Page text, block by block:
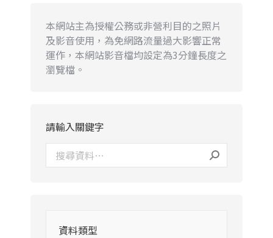
本網站主為授權公務或非營利目的之照片
及影音使用，為免網路流量過大影響正常
運作，本網站影音檔均設定為3分鐘長度之
瀏覽檔。
請輸入關鍵字
資料類型